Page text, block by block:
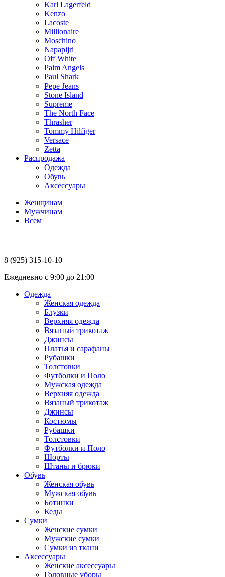
Karl Lagerfeld
Kenzo
Lacoste
Millionaire
Moschino
Napapijri
Off White
Palm Angels
Paul Shark
Pepe Jeans
Stone Island
Supreme
The North Face
Thrasher
Tommy Hilfiger
Versace
Zetta
Распродажа
Одежда
Обувь
Аксессуары
Женщинам
Мужчинам
Всем
8 (925) 315-10-10
Ежедневно с 9:00 до 21:00
Одежда
Женская одежда
Блузки
Верхняя одежда
Вязаный трикотаж
Джинсы
Платья и сарафаны
Рубашки
Толстовки
Футболки и Поло
Мужская одежда
Верхняя одежда
Вязаный трикотаж
Джинсы
Костюмы
Рубашки
Толстовки
Футболки и Поло
Шорты
Штаны и брюки
Обувь
Женская обувь
Мужская обувь
Ботинки
Кеды
Сумки
Женские сумки
Мужские сумки
Сумки из ткани
Аксессуары
Женские аксессуары
Головные уборы